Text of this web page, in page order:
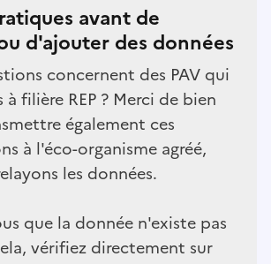
avant de
d'ajouter des données
concernent des PAV qui
filière REP ? Merci de bien
également ces
à l'éco-organisme agréé,
les données.
que la donnée n'existe pas
vérifiez directement sur